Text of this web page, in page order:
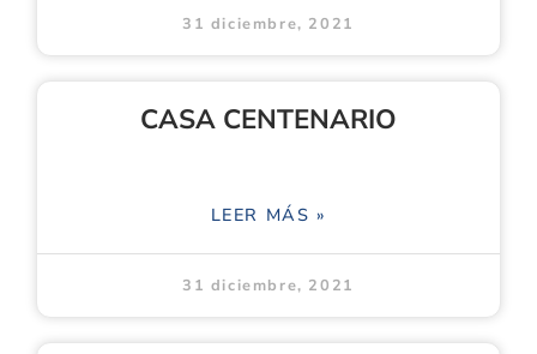
31 diciembre, 2021
CASA CENTENARIO
LEER MÁS »
31 diciembre, 2021